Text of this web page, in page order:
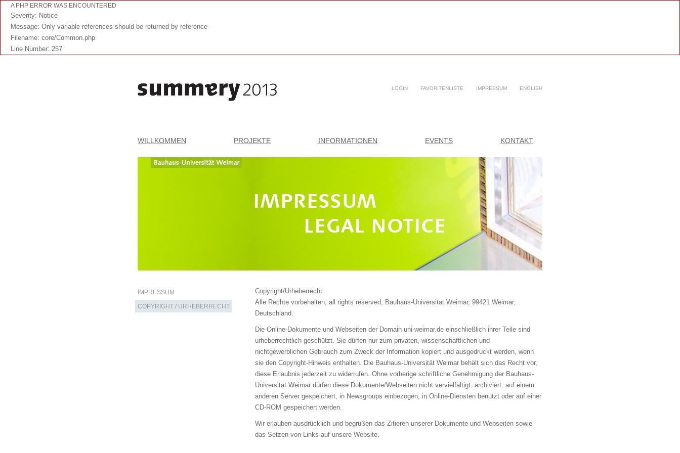
A PHP ERROR WAS ENCOUNTERED
Severity: Notice
Message: Only variable references should be returned by reference
Filename: core/Common.php
Line Number: 257
ENGLISH
IMPRESSUM
FAVORITENLISTE
LOGIN
WILLKOMMEN PROJEKTE INFORMATIONEN EVENTS KONTAKT
IMPRESSUM
COPYRIGHT / URHEBERRECHT
Copyright/Urheberrecht
Alle Rechte vorbehalten, all rights reserved, Bauhaus-Universität Weimar, 99421 Weimar,
Deutschland.
Die Online-Dokumente und Webseiten der Domain uni-weimar.de einschließlich ihrer Teile sind
urheberrechtlich geschützt. Sie dürfen nur zum privaten, wissenschaftlichen und
nichtgewerblichen Gebrauch zum Zweck der Information kopiert und ausgedruckt werden, wenn
sie den Copyright-Hinweis enthalten. Die Bauhaus-Universität Weimar behält sich das Recht vor,
diese Erlaubnis jederzeit zu widerrufen. Ohne vorherige schriftliche Genehmigung der Bauhaus-
Universität Weimar dürfen diese Dokumente/Webseiten nicht vervielfältigt, archiviert, auf einem
anderen Server gespeichert, in Newsgroups einbezogen, in Online-Diensten benutzt oder auf einer
CD-ROM gespeichert werden.
Wir erlauben ausdrücklich und begrüßen das Zitieren unserer Dokumente und Webseiten sowie
das Setzen von Links auf unsere Website.